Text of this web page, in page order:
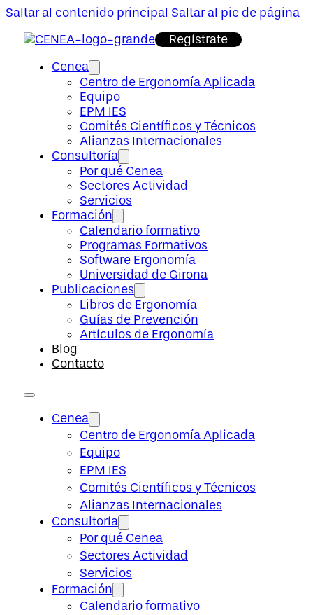
Saltar al contenido principal Saltar al pie de página
Regístrate
Cenea
Centro de Ergonomía Aplicada
Equipo
EPM IES
Comités Científicos y Técnicos
Alianzas Internacionales
Consultoría
Por qué Cenea
Sectores Actividad
Servicios
Formación
Calendario formativo
Programas Formativos
Software Ergonomía
Universidad de Girona
Publicaciones
Libros de Ergonomía
Guías de Prevención
Artículos de Ergonomía
Blog
Contacto
Cenea
Centro de Ergonomía Aplicada
Equipo
EPM IES
Comités Científicos y Técnicos
Alianzas Internacionales
Consultoría
Por qué Cenea
Sectores Actividad
Servicios
Formación
Calendario formativo